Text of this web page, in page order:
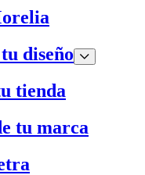
diseño
tienda
tu marca